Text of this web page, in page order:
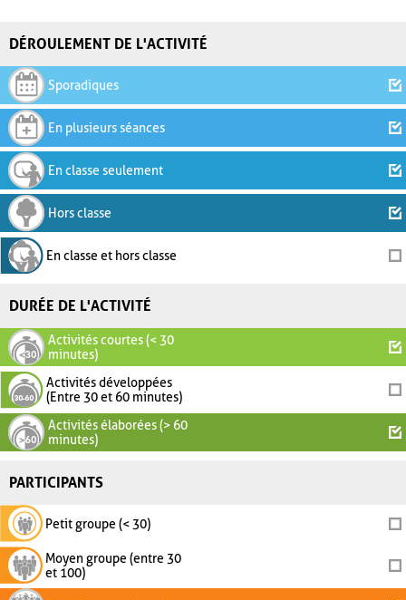
DÉROULEMENT DE L'ACTIVITÉ
Sporadiques
En plusieurs séances
En classe seulement
Hors classe
En classe et hors classe
DURÉE DE L'ACTIVITÉ
Activités courtes (< 30
minutes)
Activités développées
(Entre 30 et 60 minutes)
Activités élaborées (> 60
minutes)
PARTICIPANTS
Petit groupe (< 30)
Moyen groupe (entre 30
et 100)